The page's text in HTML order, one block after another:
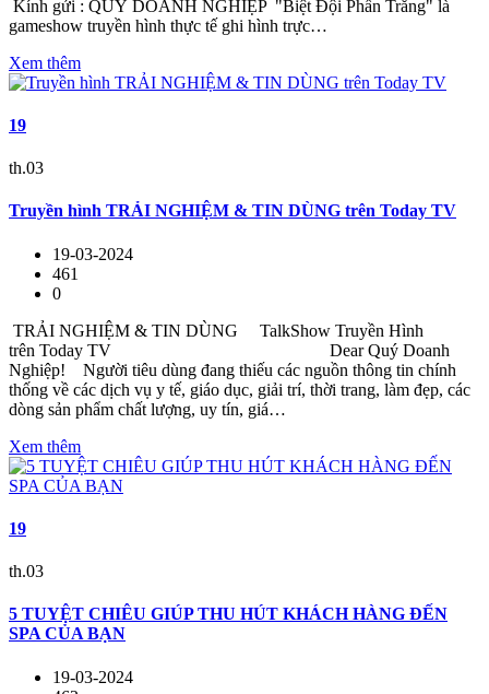
Kính gửi : QUÝ DOANH NGHIỆP "Biệt Đội Phấn Trắng" là
gameshow truyền hình thực tế ghi hình trực…
Xem thêm
19
th.03
Truyền hình TRẢI NGHIỆM & TIN DÙNG trên Today TV
19-03-2024
461
0
TRẢI NGHIỆM & TIN DÙNG TalkShow Truyền Hình
trên Today TV Dear Quý Doanh
Nghiệp! Người tiêu dùng đang thiếu các nguồn thông tin chính
thống về các dịch vụ y tế, giáo dục, giải trí, thời trang, làm đẹp, các
dòng sản phẩm chất lượng, uy tín, giá…
Xem thêm
19
th.03
5 TUYỆT CHIÊU GIÚP THU HÚT KHÁCH HÀNG ĐẾN
SPA CỦA BẠN
19-03-2024